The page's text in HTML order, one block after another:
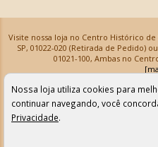
Visite nossa loja no Centro Histórico de
SP, 01022-020 (Retirada de Pedido)
01021-100, Ambas no
Armarinhos Santa Cecília
Os preços e as condições de pagamento
podem sofrer alterações sem aviso prévio.
Nossa loja utiliza cookies para
continuar navegando, você
Privacidade.